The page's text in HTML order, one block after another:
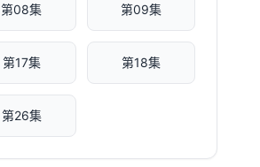
第08集 第09集
第17集 第18集
第26集